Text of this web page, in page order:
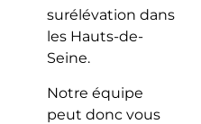
surélévation dans
les Hauts-de-
Seine.
Notre équipe
peut donc vous